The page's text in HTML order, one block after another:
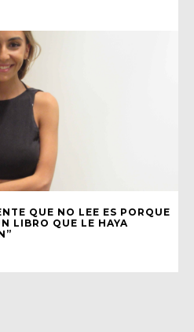
QUE NO LEE ES PORQUE
LIBRO QUE LE HAYA